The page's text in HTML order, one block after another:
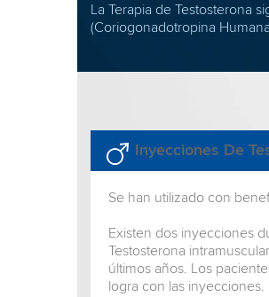
La Terapia de Testosterona
(Coriogonadotropina
Inyecciones De
Se han utilizado con
Existen dos inyecciones
Testosterona
últimos años. Los
logra con las inyecciones.